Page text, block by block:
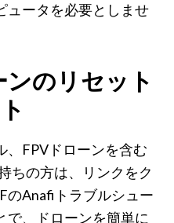
ュータを必要としませ
のリセット
、FPVドローンを含む
ちの方は、リンクをク
のAnafiトラブルシュー
で、ドローンを簡単に